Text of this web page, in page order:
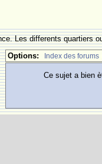
Les differents quartiers
Options:
Index des forums
Ce sujet a bien